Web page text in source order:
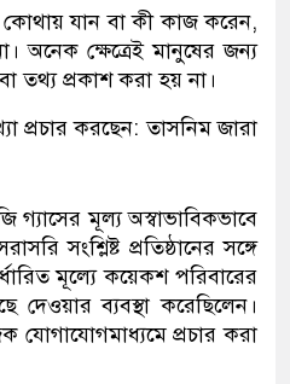
কোথায় যান বা কী কাজ করেন,
অনেক ক্ষেত্রেই মানুষের জন্য
তথ্য প্রকাশ করা হয় না।
গ্যাসের মূল্য অস্বাভাবিকভাবে
সংশ্লিষ্ট প্রতিষ্ঠানের সঙ্গে
মূল্যে কয়েকশ পরিবারের
দেওয়ার ব্যবস্থা করেছিলেন।
যোগাযোগমাধ্যমে প্রচার করা